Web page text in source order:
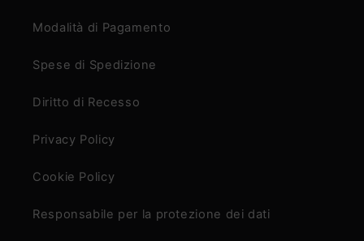
Modalità di Pagamento
Spese di Spedizione
Diritto di Recesso
Privacy Policy
Cookie Policy
Responsabile per la protezione dei dati